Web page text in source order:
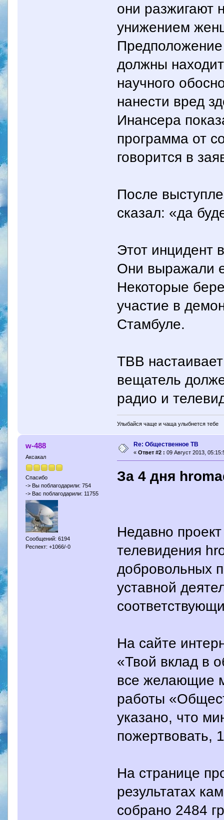
они разжигают
унижением
должны
научного
нанести вред
Инансера
программа от
говорится в
После
сказал: «да
Этот инцидент
Они выражали
Некоторые
участие в
Стамбуле.
TBB
вещатель
радио и
Улыбайся чаще и чаща улыбнется тебе
w-488
Аксакал
Спасибо
-> Вы поблагодарили: 754
-> Вас поблагодарили: 11755
Сообщений: 6194
Респект: +1066/-0
Re: Общественное ТВ
« Ответ #2 : 09 Август 2013,
За 4 дня
Недавно
телевидения
добровольных
уставной
На сайте
«Твой вклад в
все желающие
работы
указано, что
пожертвовать,
На странице
результатах
собрано 2484